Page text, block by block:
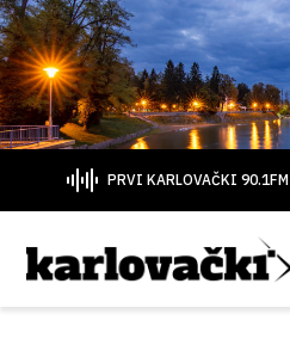
PRVI KARLOVAČKI 90.1FM